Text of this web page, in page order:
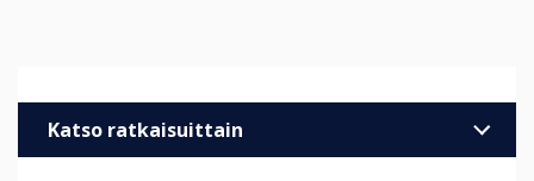
Katso ratkaisuittain